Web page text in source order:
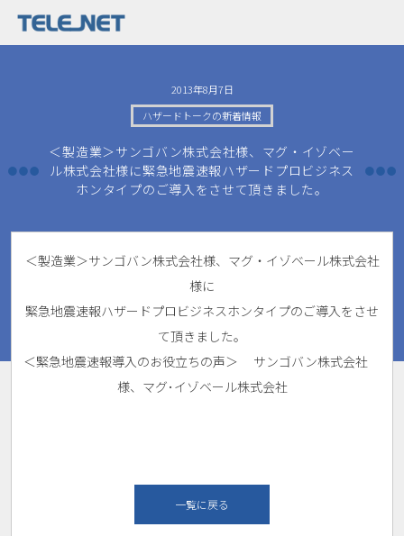
2013年8月7日
ハザードトークの新着情報
＜製造業＞サンゴバン株式会社様、マグ・イゾベー
ル株式会社様に緊急地震速報ハザードプロビジネス
ホンタイプのご導入をさせて頂きました。
＜製造業＞サンゴバン株式会社様、マグ・イゾベール株式会社
様に
緊急地震速報ハザードプロビジネスホンタイプのご導入をさせ
て頂きました。
＜緊急地震速報導入のお役立ちの声＞ サンゴバン株式会社
様、マグ･イゾベール株式会社
一覧に戻る